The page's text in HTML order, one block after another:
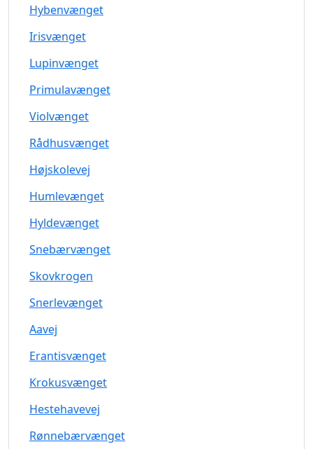
Hybenvænget
Irisvænget
Lupinvænget
Primulavænget
Violvænget
Rådhusvænget
Højskolevej
Humlevænget
Hyldevænget
Snebærvænget
Skovkrogen
Snerlevænget
Aavej
Erantisvænget
Krokusvænget
Hestehavevej
Rønnebærvænget